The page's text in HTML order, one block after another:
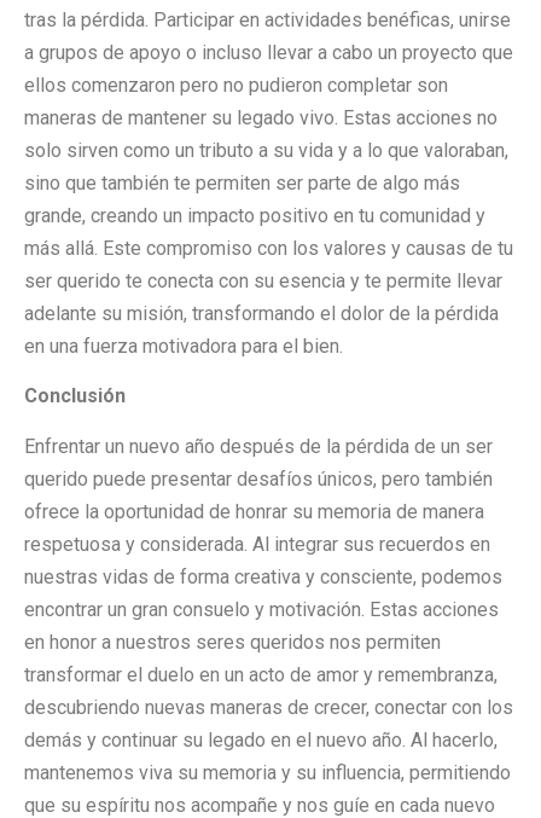
tras la pérdida. Participar en actividades benéficas, unirse
a grupos de apoyo o incluso llevar a cabo un proyecto que
ellos comenzaron pero no pudieron completar son
maneras de mantener su legado vivo. Estas acciones no
solo sirven como un tributo a su vida y a lo que valoraban,
sino que también te permiten ser parte de algo más
grande, creando un impacto positivo en tu comunidad y
más allá. Este compromiso con los valores y causas de tu
ser querido te conecta con su esencia y te permite llevar
adelante su misión, transformando el dolor de la pérdida
en una fuerza motivadora para el bien.
Conclusión
Enfrentar un nuevo año después de la pérdida de un ser
querido puede presentar desafíos únicos, pero también
ofrece la oportunidad de honrar su memoria de manera
respetuosa y considerada. Al integrar sus recuerdos en
nuestras vidas de forma creativa y consciente, podemos
encontrar un gran consuelo y motivación. Estas acciones
en honor a nuestros seres queridos nos permiten
transformar el duelo en un acto de amor y remembranza,
descubriendo nuevas maneras de crecer, conectar con los
demás y continuar su legado en el nuevo año. Al hacerlo,
mantenemos viva su memoria y su influencia, permitiendo
que su espíritu nos acompañe y nos guíe en cada nuevo